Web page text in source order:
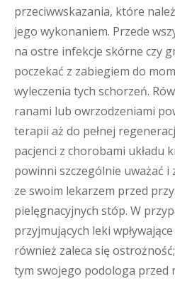
przeciwwskazania, które
jego wykonaniem. Przede
na ostre infekcje skórne czy
poczekać z zabiegiem do
wyleczenia tych schorzeń.
ranami lub owrzodzeniami
terapii aż do pełnej
pacjenci z chorobami układu
powinni szczególnie uważać i
ze swoim lekarzem przed
pielęgnacyjnych stóp. W
przyjmujących leki
również zaleca się
tym swojego podologa przed